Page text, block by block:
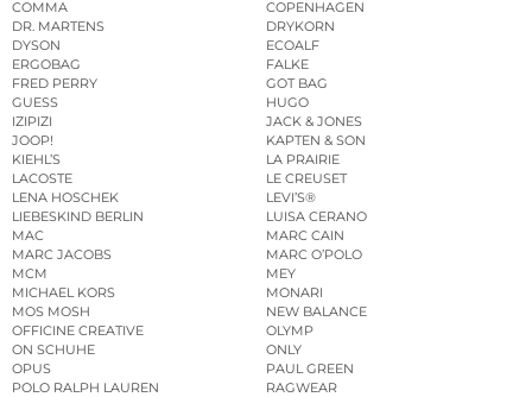
COMMA
COPENHAGEN
DR. MARTENS
DRYKORN
DYSON
ECOALF
ERGOBAG
FALKE
FRED PERRY
GOT BAG
GUESS
HUGO
IZIPIZI
JACK & JONES
JOOP!
KAPTEN & SON
KIEHL’S
LA PRAIRIE
LACOSTE
LE CREUSET
LENA HOSCHEK
LEVI’S®
LIEBESKIND BERLIN
LUISA CERANO
MAC
MARC CAIN
MARC JACOBS
MARC O’POLO
MCM
MEY
MICHAEL KORS
MONARI
MOS MOSH
NEW BALANCE
OFFICINE CREATIVE
OLYMP
ON SCHUHE
ONLY
OPUS
PAUL GREEN
POLO RALPH LAUREN
RAGWEAR